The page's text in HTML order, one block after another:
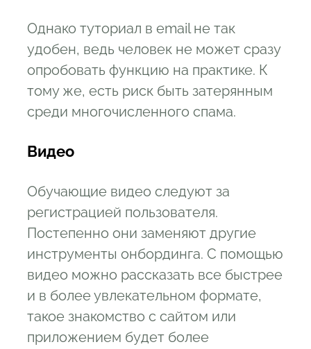
Однако туториал в email не так
удобен, ведь человек не может сразу
опробовать функцию на практике. К
тому же, есть риск быть затерянным
среди многочисленного спама.
Видео
Обучающие видео следуют за
регистрацией пользователя.
Постепенно они заменяют другие
инструменты онбординга. С помощью
видео можно рассказать все быстрее
и в более увлекательном формате,
такое знакомство с сайтом или
приложением будет более